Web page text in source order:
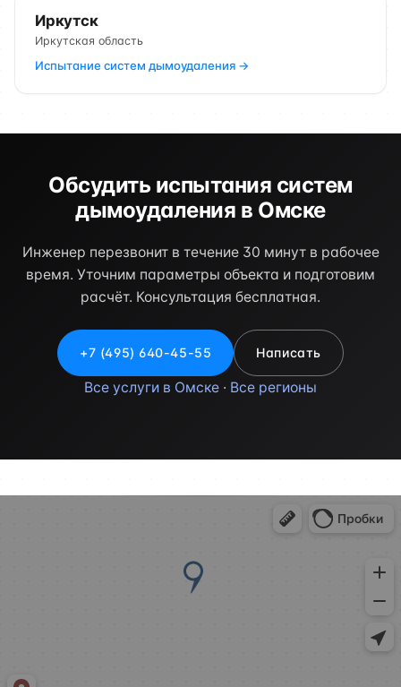
Иркутск
Иркутская область
Испытание систем дымоудаления →
Обсудить испытания систем
дымоудаления в Омске
Инженер перезвонит в течение 30 минут в рабочее
время. Уточним параметры объекта и подготовим
расчёт. Консультация бесплатная.
+7 (495) 640-45-55 Написать
Все услуги в Омске · Все регионы